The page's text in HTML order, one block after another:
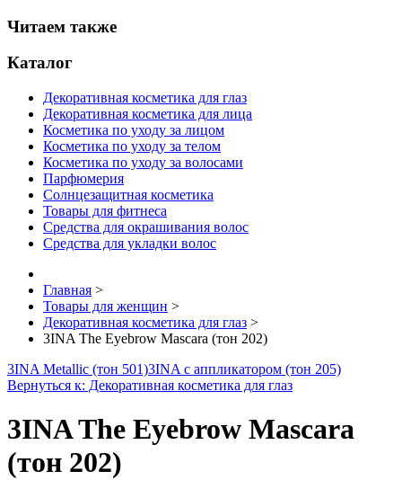
Читаем также
Каталог
Декоративная косметика для глаз
Декоративная косметика для лица
Косметика по уходу за лицом
Косметика по уходу за телом
Косметика по уходу за волосами
Парфюмерия
Солнцезащитная косметика
Товары для фитнеса
Средства для окрашивания волос
Средства для укладки волос
Главная >
Товары для женщин >
Декоративная косметика для глаз >
3INA The Eyebrow Mascara (тон 202)
3INA Metallic (тон 501)3INA с аппликатором (тон 205)
Вернуться к: Декоративная косметика для глаз
3INA The Eyebrow Mascara
(тон 202)